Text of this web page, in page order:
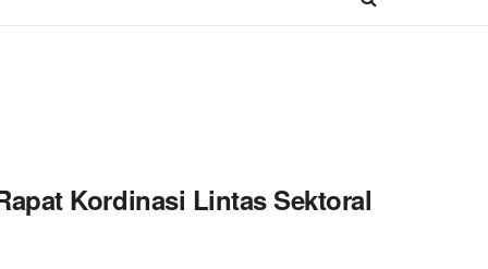
Kordinasi Lintas Sektoral